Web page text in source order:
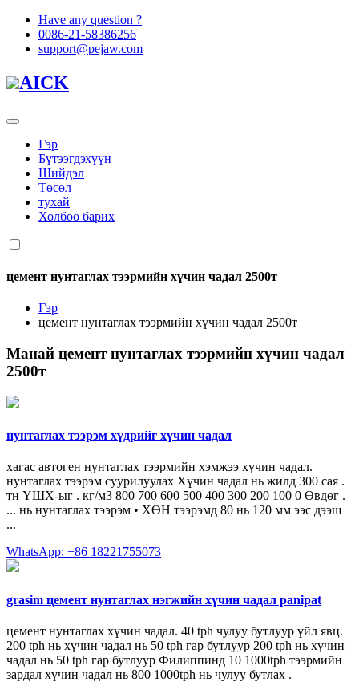
Have any question ?
0086-21-58386256
support@pejaw.com
AICK
Гэр
Бүтээгдэхүүн
Шийдэл
Төсөл
тухай
Холбоо барих
цемент нунтаглах тээрмийн хүчин чадал 2500т
Гэр
цемент нунтаглах тээрмийн хүчин чадал 2500т
Манай цемент нунтаглах тээрмийн хүчин чадал
2500т
нунтаглах тээрэм хүдрийг хүчин чадал
хагас автоген нунтаглах тээрмийн хэмжээ хүчин чадал.
нунтаглах тээрэм суурилуулах Хүчин чадал нь жилд 300 сая .
тн ҮШХ-ыг . кг/м3 800 700 600 500 400 300 200 100 0 Өвдөг .
... нь нунтаглах тээрэм • ХӨН тээрэмд 80 нь 120 мм ээс дээш
...
WhatsApp: +86 18221755073
grasim цемент нунтаглах нэгжийн хүчин чадал panipat
цемент нунтаглах хүчин чадал. 40 tph чулуу бутлуур үйл явц.
200 tph нь хүчин чадал нь 50 tph гар бутлуур 200 tph нь хүчин
чадал нь 50 tph гар бутлуур Филиппинд 10 1000tph тээрмийн
зардал хүчин чадал нь 800 1000tph нь чулуу бутлах .